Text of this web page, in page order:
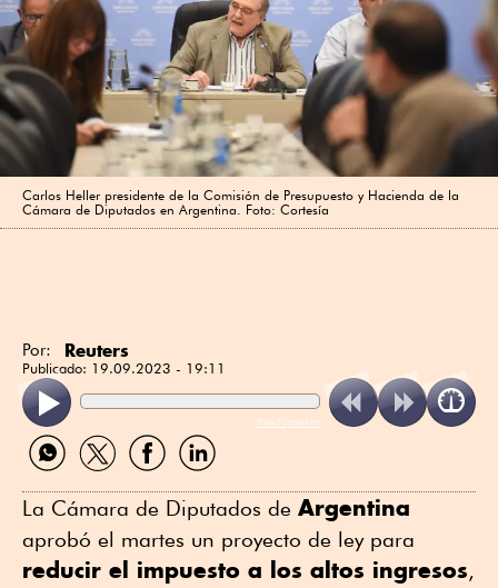
Carlos Heller presidente de la Comisión de Presupuesto y Hacienda de la
Cámara de Diputados en Argentina. Foto: Cortesía
Por: Reuters
Publicado: 19.09.2023 - 19:11
ReadSpeaker
Compartir
por
Compartir
por
Compartir
por
Compartir
por
La Cámara de Diputados de Argentina
aprobó el martes un proyecto de ley para
reducir el impuesto a los altos ingresos,